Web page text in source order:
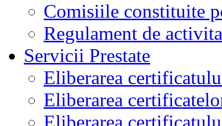
Comisiile constituite
Regulament de
Servicii Prestate
Eliberarea
Eliberarea